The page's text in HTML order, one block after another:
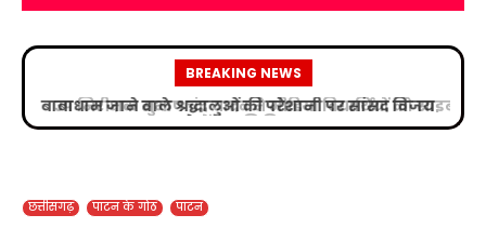
BREAKING NEWS
उप निरीक्षक सुभाष चंद्र यादव ने मीडिया विद्यार्थियों को साइबर
अपराधों के प्रति किया जागरूक
छत्तीसगढ़ पाटन के गोठ पाटन